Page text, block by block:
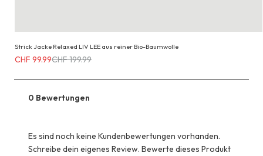
Strick Jacke Relaxed LIV LEE aus reiner Bio-Baumwolle
Erhältlich
CHF 99.99
anstatt
CHF 199.99
CHF 99.99CHF 199.99
0 Bewertungen
Es sind noch keine Kundenbewertungen vorhanden.
Schreibe dein eigenes Review. Bewerte dieses Produkt